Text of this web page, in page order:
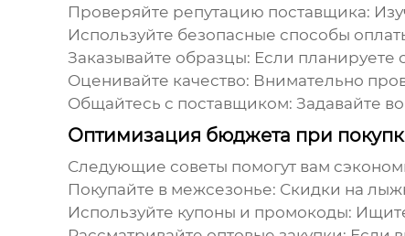
Проверяйте репутацию поставщика:
Используйте безопасные способы
Заказывайте образцы: Если планируете
Оценивайте качество: Внимательно
Общайтесь с поставщиком: Задавайте
Оптимизация бюджета при
Следующие советы помогут вам
Покупайте в межсезонье: Скидки на
Используйте купоны и промокоды: